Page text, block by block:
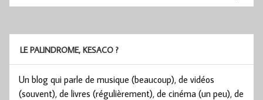
LE PALINDROME, KESACO ?
Un blog qui parle de musique (beaucoup), de vidéos
(souvent), de livres (régulièrement), de cinéma (un peu), de